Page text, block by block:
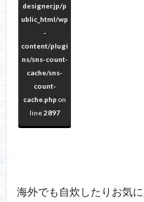
designer.jp/p
ublic_html/wp
-
content/plugi
ns/sns-count-
cache/sns-
count-
cache.php on
line2897
海外でも自炊したりお気